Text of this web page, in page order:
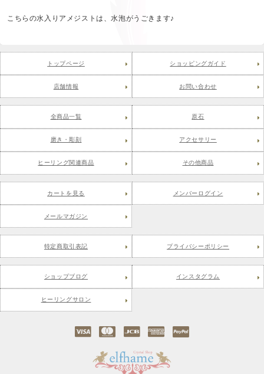
こちらの水入りアメジストは、水泡がうごきます♪
トップページ ショッピングガイド
店舗情報 お問い合わせ
全商品一覧 原石
磨き・彫刻 アクセサリー
ヒーリング関連商品 その他商品
カートを見る メンバーログイン
メールマガジン
特定商取引表記 プライバシーポリシー
ショップブログ インスタグラム
ヒーリングサロン